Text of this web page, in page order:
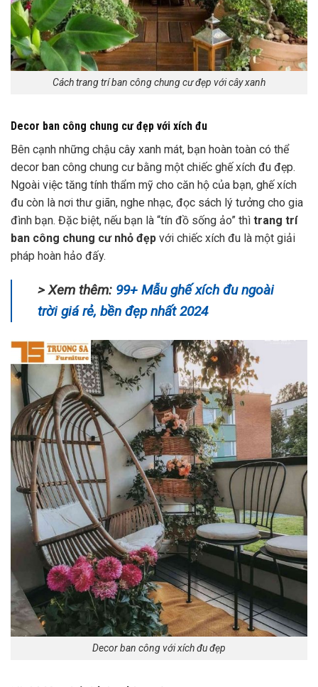
Cách trang trí ban công chung cư đẹp với cây xanh
Decor ban công chung cư đẹp với xích đu
Bên cạnh những chậu cây xanh mát, bạn hoàn toàn có thể
decor ban công chung cư bằng một chiếc ghế xích đu đẹp.
Ngoài việc tăng tính thẩm mỹ cho căn hộ của bạn, ghế xích
đu còn là nơi thư giãn, nghe nhạc, đọc sách lý tưởng cho gia
đình bạn. Đặc biệt, nếu bạn là “tín đồ sống ảo” thì trang trí
ban công chung cư nhỏ đẹp với chiếc xích đu là một giải
pháp hoàn hảo đấy.
> Xem thêm: 99+ Mẫu ghế xích đu ngoài
trời giá rẻ, bền đẹp nhất 2024
Decor ban công với xích đu đẹp